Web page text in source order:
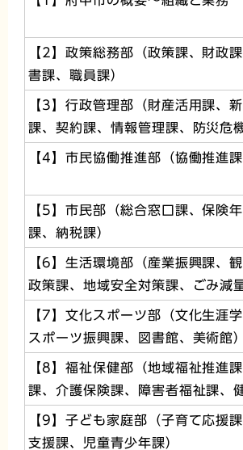
【2】政策総務部（政策課、財政
書課、職員課）
【3】行政管理部（財産活用課、
課、契約課、情報管理課、防災危
【4】市民協働推進部（協働推進
【5】市民部（総合窓口課、保険
課、納税課）
【6】生活環境部（産業振興課、
政策課、地域安全対策課、ごみ減
【7】文化スポーツ部（文化生涯
スポーツ振興課、図書館、美術館）
【8】福祉保健部（地域福祉推進
課、介護保険課、障害者福祉課、
【9】子ども家庭部（子育て応援
支援課、児童青少年課）